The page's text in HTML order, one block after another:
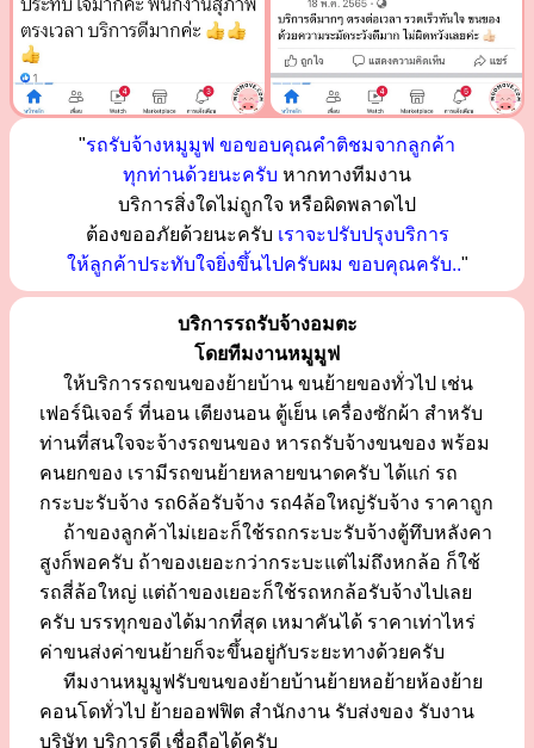
"รถรับจ้างหมูมูฟ ขอขอบคุณคำติชมจากลูกค้า
ทุกท่านด้วยนะครับ หากทางทีมงาน
บริการสิ่งใดไม่ถูกใจ หรือผิดพลาดไป
ต้องขออภัยด้วยนะครับ เราจะปรับปรุงบริการ
ให้ลูกค้าประทับใจยิ่งขึ้นไปครับผม ขอบคุณครับ.."
บริการรถรับจ้างอมตะ
โดยทีมงานหมูมูฟ
ให้บริการรถขนของย้ายบ้าน ขนย้ายของทั่วไป เช่น
เฟอร์นิเจอร์ ที่นอน เตียงนอน ตู้เย็น เครื่องซักผ้า สำหรับ
ท่านที่สนใจจะจ้างรถขนของ หารถรับจ้างขนของ พร้อม
คนยกของ เรามีรถขนย้ายหลายขนาดครับ ได้แก่ รถ
กระบะรับจ้าง รถ6ล้อรับจ้าง รถ4ล้อใหญ่รับจ้าง ราคาถูก
ถ้าของลูกค้าไม่เยอะก็ใช้รถกระบะรับจ้างตู้ทึบหลังคา
สูงก็พอครับ ถ้าของเยอะกว่ากระบะแต่ไม่ถึงหกล้อ ก็ใช้
รถสี่ล้อใหญ่ แต่ถ้าของเยอะก็ใช้รถหกล้อรับจ้างไปเลย
ครับ บรรทุกของได้มากที่สุด เหมาคันได้ ราคาเท่าไหร่
ค่าขนส่งค่าขนย้ายก็จะขึ้นอยู่กับระยะทางด้วยครับ
ทีมงานหมูมูฟรับขนของย้ายบ้านย้ายหอย้ายห้องย้าย
คอนโดทั่วไป ย้ายออฟฟิต สำนักงาน รับส่งของ รับงาน
บริษัท บริการดี เชื่อถือได้ครับ